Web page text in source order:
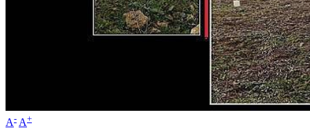
A- A+